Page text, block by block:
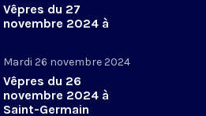
Vêpres du 27
novembre 2024 à
Mardi 26 novembre 2024
Vêpres du 26
novembre 2024 à
Saint-Germain